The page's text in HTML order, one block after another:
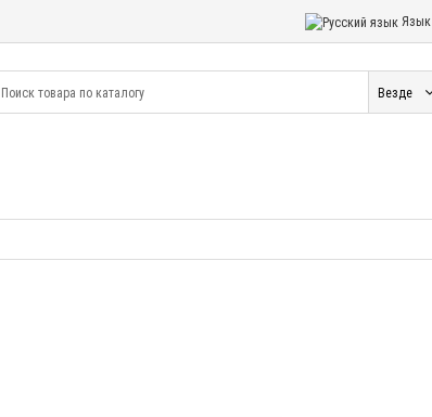
Язык
Везде